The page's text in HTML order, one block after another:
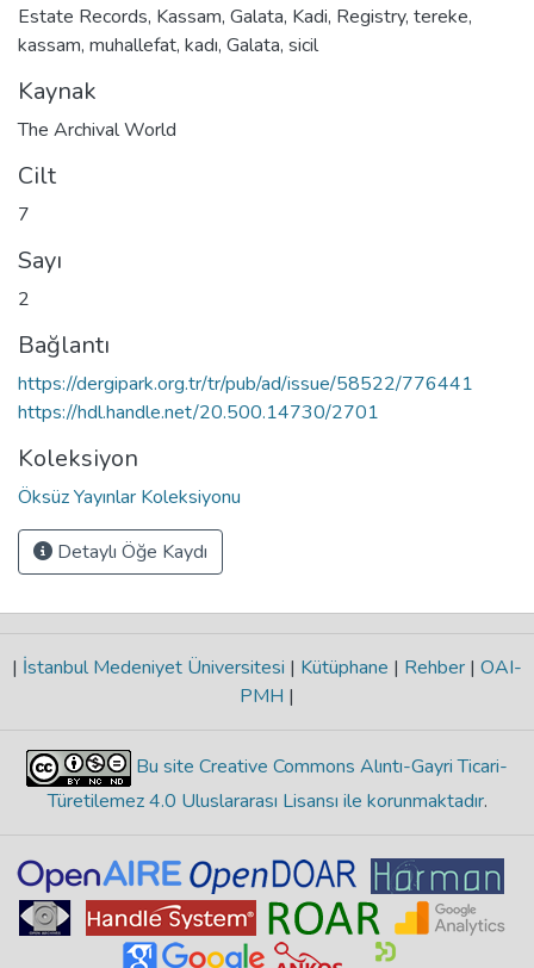
Estate Records, Kassam, Galata, Kadi, Registry, tereke,
kassam, muhallefat, kadı, Galata, sicil
Kaynak
The Archival World
Cilt
7
Sayı
2
Bağlantı
https://dergipark.org.tr/tr/pub/ad/issue/58522/776441
https://hdl.handle.net/20.500.14730/2701
Koleksiyon
Öksüz Yayınlar Koleksiyonu
Detaylı Öğe Kaydı
| İstanbul Medeniyet Üniversitesi | Kütüphane | Rehber | OAI-
PMH |
Bu site Creative Commons Alıntı-Gayri Ticari-
Türetilemez 4.0 Uluslararası Lisansı ile korunmaktadır.